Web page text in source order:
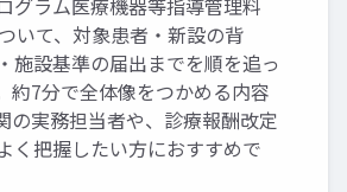
グラム医療機器等指導管理料
いて、対象患者・新設の背
施設基準の届出までを順を追っ
約7分で全体像をつかめる内容
の実務担当者や、診療報酬改定
く把握したい方におすすめで